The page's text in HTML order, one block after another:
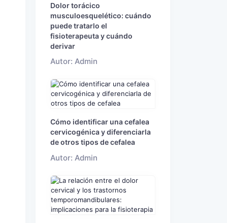
Dolor torácico
musculoesquelético: cuándo
puede tratarlo el
fisioterapeuta y cuándo
derivar
Autor: Admin
Cómo identificar una cefalea
cervicogénica y diferenciarla
de otros tipos de cefalea
Autor: Admin